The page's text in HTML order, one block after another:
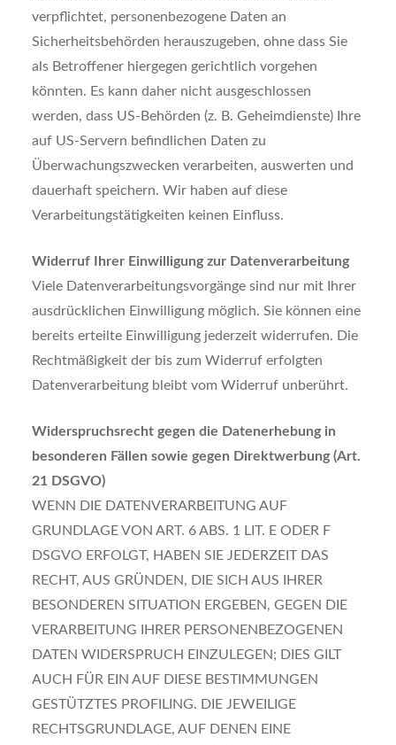
verpflichtet, personenbezogene Daten an
Sicherheitsbehörden herauszugeben, ohne dass Sie
als Betroffener hiergegen gerichtlich vorgehen
könnten. Es kann daher nicht ausgeschlossen
werden, dass US-Behörden (z. B. Geheimdienste) Ihre
auf US-Servern befindlichen Daten zu
Überwachungszwecken verarbeiten, auswerten und
dauerhaft speichern. Wir haben auf diese
Verarbeitungstätigkeiten keinen Einfluss.
Widerruf Ihrer Einwilligung zur Datenverarbeitung
Viele Datenverarbeitungsvorgänge sind nur mit Ihrer
ausdrücklichen Einwilligung möglich. Sie können eine
bereits erteilte Einwilligung jederzeit widerrufen. Die
Rechtmäßigkeit der bis zum Widerruf erfolgten
Datenverarbeitung bleibt vom Widerruf unberührt.
Widerspruchsrecht gegen die Datenerhebung in
besonderen Fällen sowie gegen Direktwerbung (Art.
21 DSGVO)
WENN DIE DATENVERARBEITUNG AUF
GRUNDLAGE VON ART. 6 ABS. 1 LIT. E ODER F
DSGVO ERFOLGT, HABEN SIE JEDERZEIT DAS
RECHT, AUS GRÜNDEN, DIE SICH AUS IHRER
BESONDEREN SITUATION ERGEBEN, GEGEN DIE
VERARBEITUNG IHRER PERSONENBEZOGENEN
DATEN WIDERSPRUCH EINZULEGEN; DIES GILT
AUCH FÜR EIN AUF DIESE BESTIMMUNGEN
GESTÜTZTES PROFILING. DIE JEWEILIGE
RECHTSGRUNDLAGE, AUF DENEN EINE